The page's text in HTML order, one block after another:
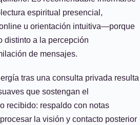
espiritual presencial,
u orientación intuitiva—porque
distinto a la percepción
de mensajes.
tras una consulta privada resulta
que sostengan el
recibido: respaldo con notas
la visión y contacto posterior